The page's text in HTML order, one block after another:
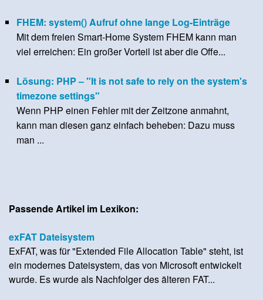
FHEM: system() Aufruf ohne lange Log-Einträge
Mit dem freien Smart-Home System FHEM kann man
viel erreichen: Ein großer Vorteil ist aber die Offe...
Lösung: PHP – "It is not safe to rely on the system's
timezone settings"
Wenn PHP einen Fehler mit der Zeitzone anmahnt,
kann man diesen ganz einfach beheben: Dazu muss
man ...
Passende Artikel im Lexikon:
exFAT Dateisystem
ExFAT, was für "Extended File Allocation Table" steht, ist
ein modernes Dateisystem, das von Microsoft entwickelt
wurde. Es wurde als Nachfolger des älteren FAT...